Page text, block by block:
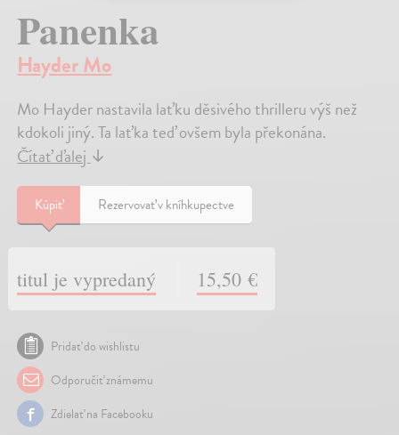
Panenka
Hayder Mo
Mo Hayder nastavila laťku děsivého thrilleru výš než
kdokoli jiný. Ta laťka teď ovšem byla překonána.
Čítať ďalej ↓
Kúpiť Rezervovať v kníhkupectve
titul je vypredaný 15,50 €
Pridať do wishlistu
Odporučiť známemu
Zdielať na Facebooku